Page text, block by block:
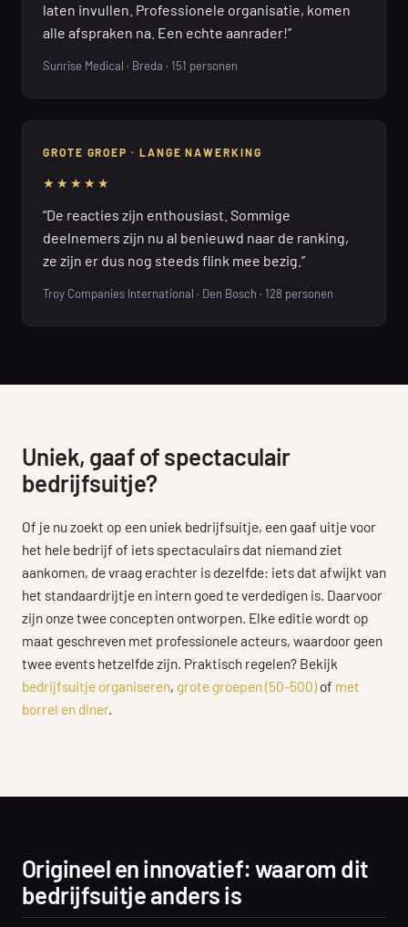
laten invullen. Professionele organisatie, komen
alle afspraken na. Een echte aanrader!”
Sunrise Medical · Breda · 151 personen
GROTE GROEP · LANGE NAWERKING
★★★★★
“De reacties zijn enthousiast. Sommige
deelnemers zijn nu al benieuwd naar de ranking,
ze zijn er dus nog steeds flink mee bezig.”
Troy Companies International · Den Bosch · 128 personen
Uniek, gaaf of spectaculair
bedrijfsuitje?
Of je nu zoekt op een uniek bedrijfsuitje, een gaaf uitje voor
het hele bedrijf of iets spectaculairs dat niemand ziet
aankomen, de vraag erachter is dezelfde: iets dat afwijkt van
het standaardrijtje en intern goed te verdedigen is. Daarvoor
zijn onze twee concepten ontworpen. Elke editie wordt op
maat geschreven met professionele acteurs, waardoor geen
twee events hetzelfde zijn. Praktisch regelen? Bekijk
bedrijfsuitje organiseren, grote groepen (50-500) of met
borrel en diner.
Origineel en innovatief: waarom dit
bedrijfsuitje anders is